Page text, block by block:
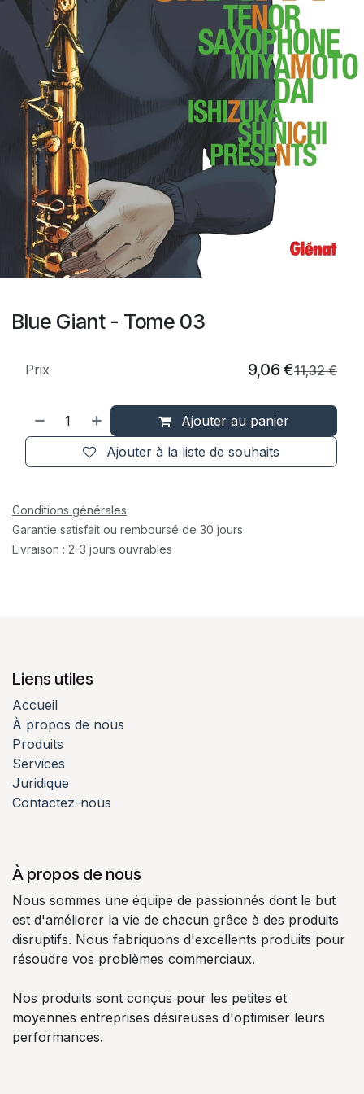
Blue Giant - Tome 03
Ajouter au panier
Ajouter à la liste de souhaits
Prix 9,06 €11,32€
Conditions générales
Garantie satisfait ou remboursé de 30 jours
Livraison : 2-3 jours ouvrables
Liens utiles
Accueil
À propos de nous
Produits
Services
Juridique
Contactez-nous
À propos de nous
Nous sommes une équipe de passionnés dont le but
est d'améliorer la vie de chacun grâce à des produits
disruptifs. Nous fabriquons d'excellents produits pour
résoudre vos problèmes commerciaux.
Nos produits sont conçus pour les petites et
moyennes entreprises désireuses d'optimiser leurs
performances.